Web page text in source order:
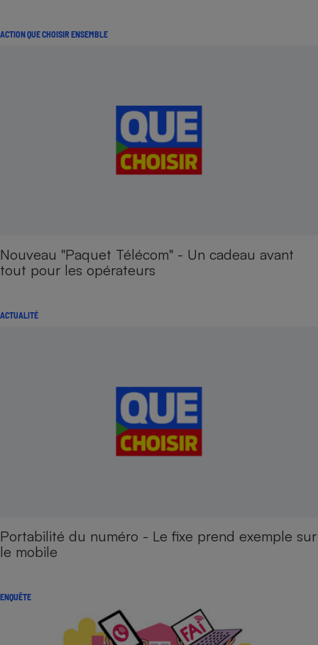
ACTION QUE CHOISIR ENSEMBLE
Nouveau "Paquet Télécom" - Un cadeau avant
tout pour les opérateurs
ACTUALITÉ
Portabilité du numéro - Le fixe prend exemple sur
le mobile
ENQUÊTE